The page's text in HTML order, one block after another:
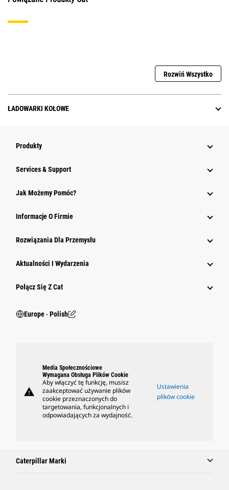
Rozwiń Wszystko
ŁADOWARKI KOŁOWE
Produkty
Services & Support
Jak Możemy Pomóc?
Informacje O Firmie
Rozwiązania Dla Przemysłu
Aktualności I Wydarzenia
Połącz Się Z Cat
Europe ‧ Polish
warning
Media Społecznościowe
Wymagana Obsługa Plików Cookie
Aby włączyć tę funkcję, musisz
zaakceptować używanie plików
cookie przeznaczonych do
targetowania, funkcjonalnych i
odpowiadających za wydajność.
Ustawienia
plików cookie
Caterpillar Marki